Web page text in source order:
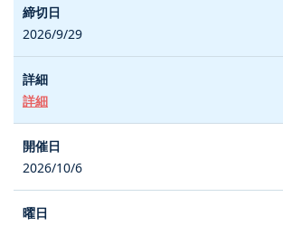
2026/9/29
詳細
2026/10/6